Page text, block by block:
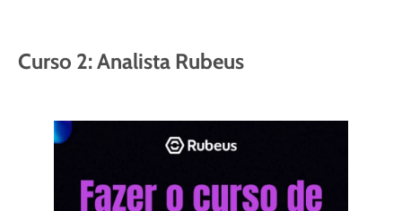
Curso 2: Analista Rubeus